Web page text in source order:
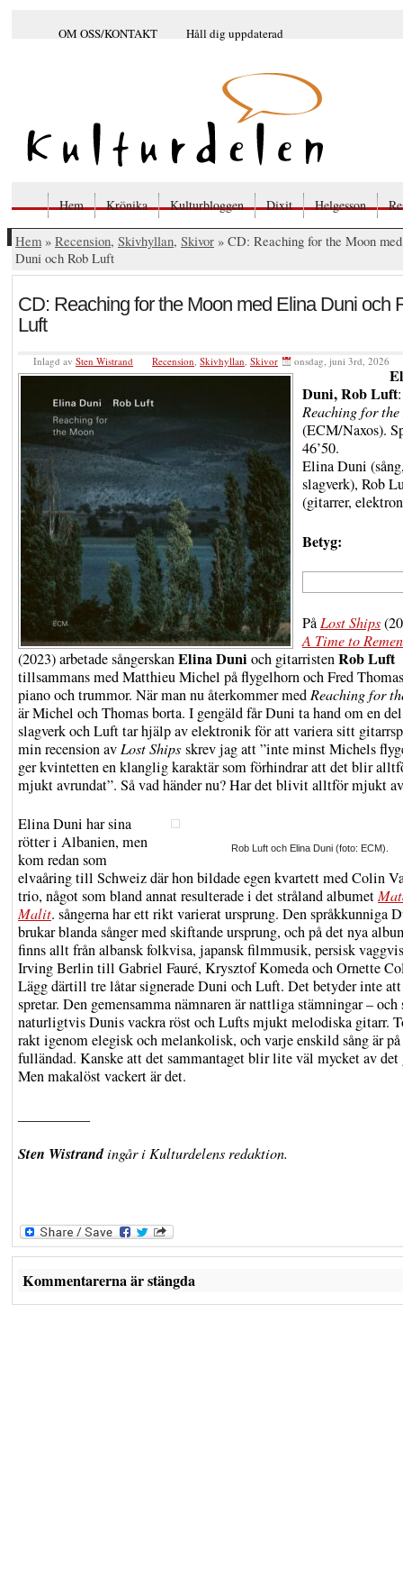
OM OSS/KONTAKT Håll dig uppdaterad
Hem Krönika Kulturbloggen Dixit Helgesson
Hem » Recension, Skivhyllan, Skivor » CD: Reaching for the Moon
Duni och Rob Luft
CD: Reaching for the Moon med Elina Duni och
Luft
Inlagd av Sten Wistrand Recension, Skivhyllan, Skivor onsdag, juni 3rd, 2026
Duni, Rob Luft:
Reaching for
(ECM/Naxos).
46’50.
Elina Duni
slagverk), Rob
(gitarrer,
Betyg:
På Lost Ships
A Time to
(2023) arbetade sångerskanElina Duni och gitarristenRob Luft
tillsammans med Matthieu Michel på flygelhorn och Fred
piano och trummor. När man nu återkommer med Reaching for
är Michel och Thomas borta. I gengäld får Duni ta hand om en del
slagverk och Luft tar hjälp av elektronik för att variera sitt
min recension av Lost Ships skrev jag att ”inte minst Michels
ger kvintetten en klanglig karaktär som förhindrar att det blir
mjukt avrundat”. Så vad händer nu? Har det blivit alltför mjukt
Rob Luft och Elina Duni (foto: ECM).
Elina Duni har sina
rötter i Albanien, men
kom redan som
elvaåring till Schweiz där hon bildade egen kvartett med Colin
trio, något som bland annat resulterade i det stråland albumet
Malit. sångerna har ett rikt varierat ursprung. Den språkkunniga
brukar blanda sånger med skiftande ursprung, och på det nya
finns allt från albansk folkvisa, japansk filmmusik, persisk
Irving Berlin till Gabriel Fauré, Krysztof Komeda och Ornette
Lägg därtill tre låtar signerade Duni och Luft. Det betyder inte
spretar. Den gemensamma nämnaren är nattliga stämningar – och
naturligtvis Dunis vackra röst och Lufts mjukt melodiska gitarr.
rakt igenom elegisk och melankolisk, och varje enskild sång är
fulländad. Kanske att det sammantaget blir lite väl mycket av det
Men makalöst vackert är det.
Sten Wistrandingår i Kulturdelens redaktion.
Kommentarerna är stängda